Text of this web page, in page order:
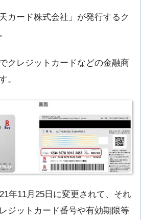
カード株式会社」が発行するク
クレジットカードなどの金融商
。
年11月25日に変更されて、それ
ジットカード番号や有効期限等